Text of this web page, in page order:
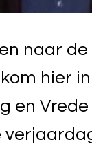
naar de
hier
en